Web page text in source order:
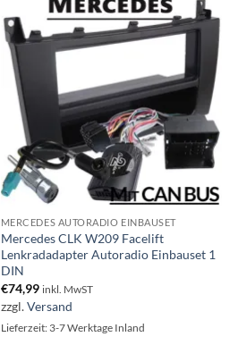
MERCEDES AUTORADIO EINBAUSET
Mercedes CLK W209 Facelift
Lenkradadapter Autoradio Einbauset 1
DIN
€74,99 inkl. MwST
zzgl.Versand
Lieferzeit: 3-7 Werktage Inland